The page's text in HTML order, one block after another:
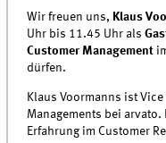
Wir freuen uns, Klaus
Uhr bis 11.45 Uhr als
Customer Management
dürfen.
Klaus Voormanns ist
Managements bei
Erfahrung im Customer